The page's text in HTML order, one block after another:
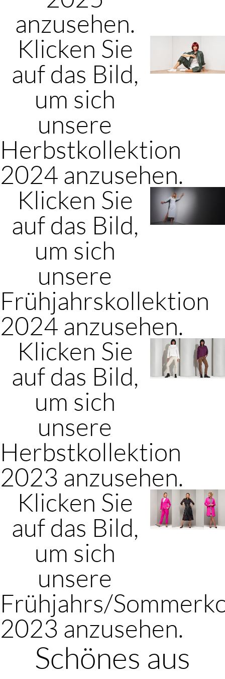
anzusehen.
Klicken Sie
auf das Bild,
um sich
unsere
Herbstkollektion
2024 anzusehen.
Klicken Sie
auf das Bild,
um sich
unsere
Frühjahrskollektion
2024 anzusehen.
Klicken Sie
auf das Bild,
um sich
unsere
Herbstkollektion
2023 anzusehen.
Klicken Sie
auf das Bild,
um sich
unsere
Frühjahrs/
2023 anzusehen.
Schönes aus